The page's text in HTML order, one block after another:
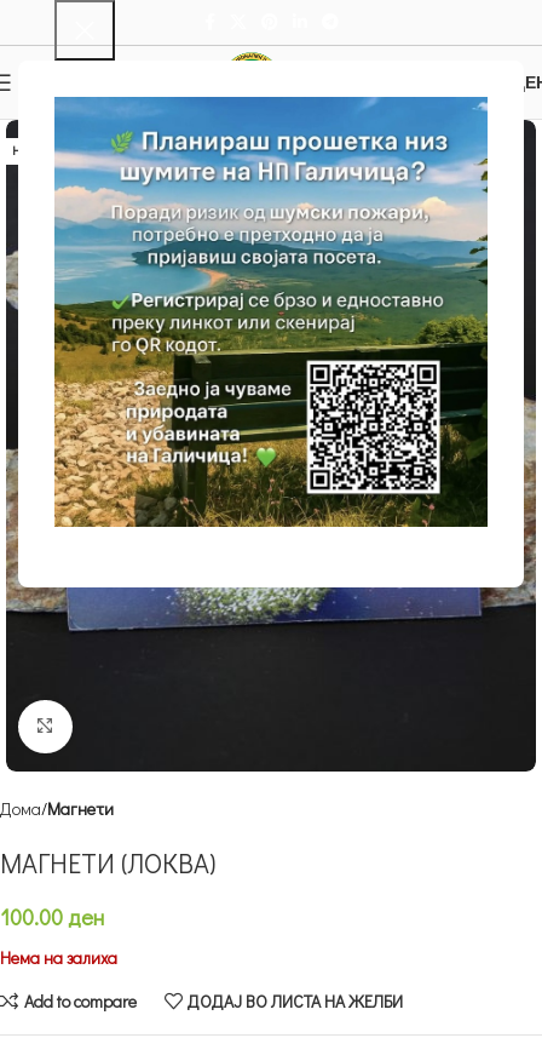
НЕМА ЗАЛИХА
Кликнете за зголемување
Дома Магнети
МАГНЕТИ (ЛОКВА)
100.00ден
Нема на залиха
Add to compare
ДОДАЈ ВО ЛИСТА НА ЖЕЛБИ